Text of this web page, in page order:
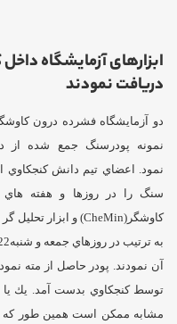
ابزارهای آزمايشگاه
دريافت نمودند
دو آزمايشگاه فشرده درون
نمونه پودرسنگ جمع شده از
نمود.
اعضاي تيم دانش كنجكاوي
سنگ را در روزها و هفته هاي
آن نمودند. پودر حاصل از مته
توسط كنجكاوي بدست آمد. يك يا
مشابه ممكن است همين طور كه